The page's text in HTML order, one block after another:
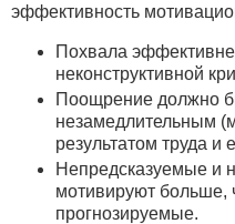
эффективность
Похвала
неконструктивной
Поощрение должно
незамедлительным
результатом труда и
Непредсказуемые и
мотивируют
прогнозируемые.